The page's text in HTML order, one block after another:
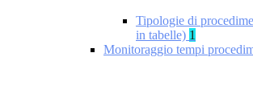
Tipologie di
in tabelle) 1
Monitoraggio tempi